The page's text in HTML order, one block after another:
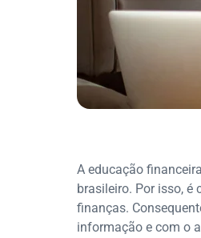
A educação
brasileiro. Por isso,
finanças.
informação e com o